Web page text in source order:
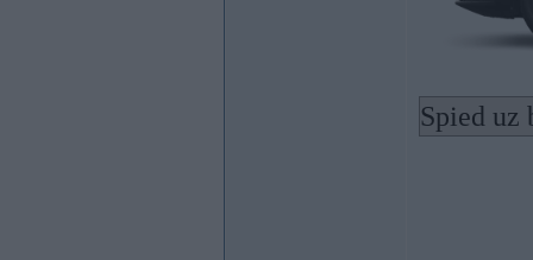
Spied uz